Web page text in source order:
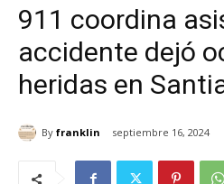
911 coordina
accidente dejó
heridas en
By franklin septiembre 16, 2024